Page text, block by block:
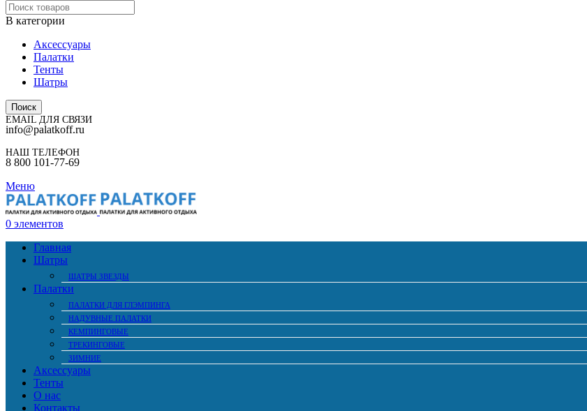
В категории
Аксессуары
Палатки
Тенты
Шатры
Поиск
EMAIL ДЛЯ СВЯЗИ
info@palatkoff.ru
НАШ ТЕЛЕФОН
8 800 101-77-69
Меню
0 элементов
Главная
Шатры
ШАТРЫ ЗВЕЗДЫ
Палатки
ПАЛАТКИ ДЛЯ ГЛЭМПИНГА
НАДУВНЫЕ ПАЛАТКИ
КЕМПИНГОВЫЕ
ТРЕКИНГОВЫЕ
ЗИМНИЕ
Аксессуары
Тенты
О нас
Контакты